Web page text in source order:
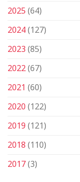
2025(64)
2024(127)
2023(85)
2022(67)
2021 (60)
2020(122)
2019(121)
2018(110)
2017(3)